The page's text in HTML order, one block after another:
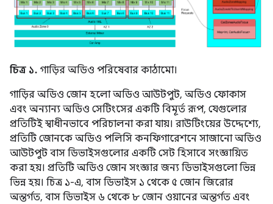
চিত্র ১. গাড়ির অডিও পরিষেবার কাঠামো।
গাড়ির অডিও জোন হলো অডিও আউটপুট, অডিও ফোকাস
এবং অন্যান্য অডিও সেটিংসের একটি বিমূর্ত রূপ, যেগুলোর
প্রতিটিই স্বাধীনভাবে পরিচালনা করা যায়। রাউটিংয়ের উদ্দেশ্যে,
প্রতিটি জোনকে অডিও পলিসি কনফিগারেশনে সাজানো অডিও
আউটপুট বাস ডিভাইসগুলোর একটি সেট হিসাবে সংজ্ঞায়িত
করা হয়। প্রতিটি অডিও জোন সংজ্ঞার জন্য ডিভাইসগুলো ভিন্ন
ভিন্ন হয়। চিত্র ১-এ, বাস ডিভাইস ১ থেকে ৫ জোন জিরোর
অন্তর্গত, বাস ডিভাইস ৬ থেকে ৮ জোন ওয়ানের অন্তর্গত এবং